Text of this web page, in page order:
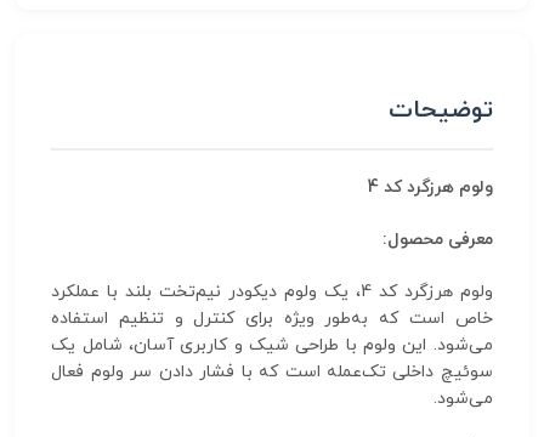
توضیحات
ولوم هرزگرد کد 4
معرفی محصول:
ولوم هرزگرد کد 4، یک ولوم دیکودر نیم‌تخت بلند با عملکرد
خاص است که به‌طور ویژه برای کنترل و تنظیم استفاده
می‌شود. این ولوم با طراحی شیک و کاربری آسان، شامل یک
سوئیچ داخلی تک‌عمله است که با فشار دادن سر ولوم فعال
می‌شود.